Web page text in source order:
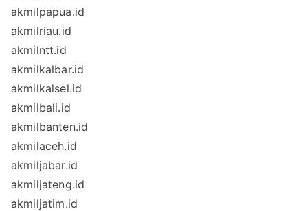
akmilpapua.id
akmilriau.id
akmilntt.id
akmilkalbar.id
akmilkalsel.id
akmilbali.id
akmilbanten.id
akmilaceh.id
akmiljabar.id
akmiljateng.id
akmiljatim.id